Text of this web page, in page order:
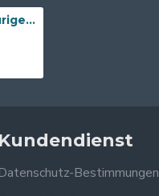
10 M Bahnsteig Einspurige Rutsche
Kundendienst
Bestimmungen